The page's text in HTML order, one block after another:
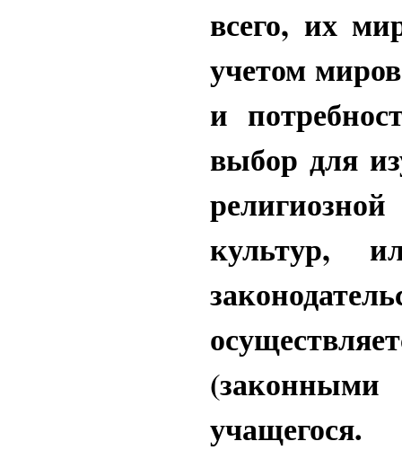
всего, их
учетом
и
выбор для
культур,
(законными
учащегося.